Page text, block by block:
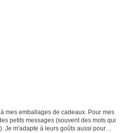
mes emballages de cadeaux. Pour mes
petits messages (souvent des mots qui
Je m'adapte à leurs goûts aussi pour